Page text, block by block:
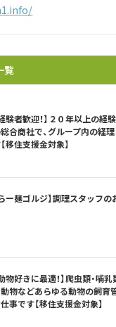
覧
験者歓迎！】２０年以上の
合商社で、グループ内の経
移住支援金対象】
ー麺ゴルジ】調理スタッフ
物好きに最適！】爬虫類・哺
物などあらゆる動物の飼育
事です【移住支援金対象】